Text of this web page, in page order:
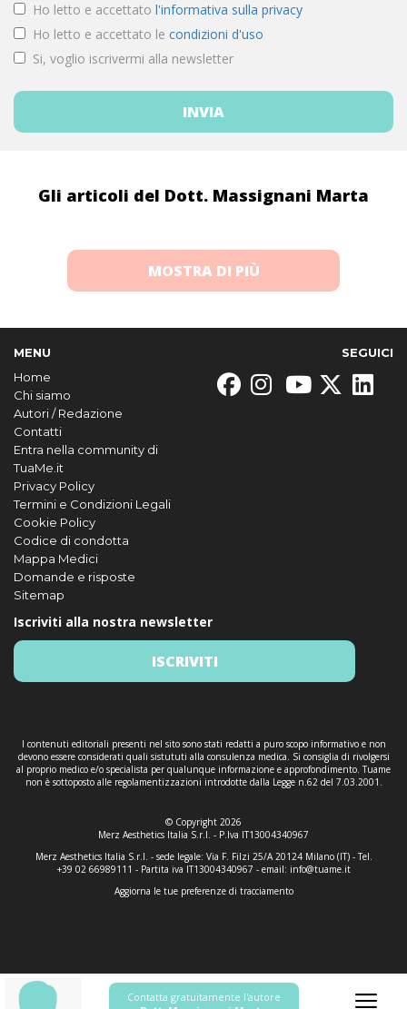
Ho letto e accettato l'informativa sulla privacy
Ho letto e accettato le condizioni d'uso
Si, voglio iscrivermi alla newsletter
Gli articoli del Dott. Massignani Marta
MOSTRA DI PIÙ
MENU
Home
Chi siamo
Autori / Redazione
Contatti
Entra nella community di
TuaMe.it
Privacy Policy
Termini e Condizioni Legali
Cookie Policy
Codice di condotta
Mappa Medici
Domande e risposte
Sitemap
SEGUICI
Iscriviti alla nostra newsletter
ISCRIVITI
I contenuti editoriali presenti nel sito sono stati redatti a puro scopo informativo e non
devono essere considerati quali sistututi alla consulenza medica. Si consiglia di rivolgersi
al proprio medico e/o specialista per qualunque informazione e approfondimento. Tuame
non è sottoposto alle regolamentizzazioni introdotte dalla Legge n.62 del 7.03.2001.
© Copyright 2026
Merz Aesthetics Italia S.r.l. - P.Iva IT13004340967
Merz Aesthetics Italia S.r.l. - sede legale: Via F. Filzi 25/A 20124 Milano (IT) - Tel.
+39 02 66989111 - Partita iva IT13004340967 - email: info@tuame.it
Aggiorna le tue preferenze di tracciamento
Contatta gratuitamente l'autore